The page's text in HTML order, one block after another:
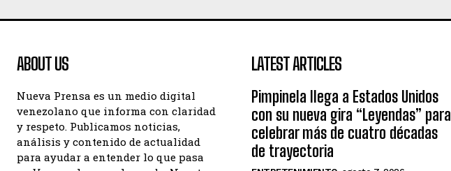
ABOUT US
Nueva Prensa es un medio digital
venezolano que informa con claridad
y respeto. Publicamos noticias,
análisis y contenido de actualidad
para ayudar a entender lo que pasa
LATEST ARTICLES
Pimpinela llega a Estados Unidos
con su nueva gira “Leyendas” para
celebrar más de cuatro décadas
de trayectoria